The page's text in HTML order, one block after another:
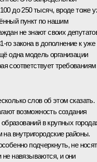
до 250 тысяч, вроде тоже
пункт по нашим
не знают своих
го закона в дополнение к уже
одна модель организации
соответствует требованиям
слов об этом сказать.
возможность создания
в крупных
на внутригородские районы.
подчеркнуть, не носят
не навязываются, и они